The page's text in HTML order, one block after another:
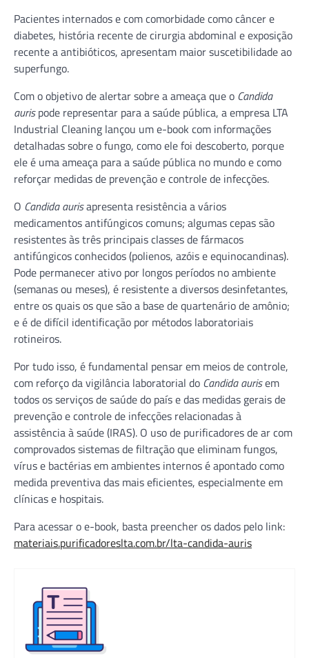
Pacientes internados e com comorbidade como câncer e
diabetes, história recente de cirurgia abdominal e exposição
recente a antibióticos, apresentam maior suscetibilidade ao
superfungo.
Com o objetivo de alertar sobre a ameaça que o Candida
aurispode representar para a saúde pública, a empresa LTA
Industrial Cleaning lançou um e-book com informações
detalhadas sobre o fungo, como ele foi descoberto, porque
ele é uma ameaça para a saúde pública no mundo e como
reforçar medidas de prevenção e controle de infecções.
O Candida aurisapresenta resistência a vários
medicamentos antifúngicos comuns; algumas cepas são
resistentes às três principais classes de fármacos
antifúngicos conhecidos (polienos, azóis e equinocandinas).
Pode permanecer ativo por longos períodos no ambiente
(semanas ou meses), é resistente a diversos desinfetantes,
entre os quais os que são a base de quartenário de amônio;
e é de difícil identificação por métodos laboratoriais
rotineiros.
Por tudo isso, é fundamental pensar em meios de controle,
com reforço da vigilância laboratorial do Candida aurisem
todos os serviços de saúde do país e das medidas gerais de
prevenção e controle de infecções relacionadas à
assistência à saúde (IRAS). O uso de purificadores de ar com
comprovados sistemas de filtração que eliminam fungos,
vírus e bactérias em ambientes internos é apontado como
medida preventiva das mais eficientes, especialmente em
clínicas e hospitais.
Para acessar o e-book, basta preencher os dados pelo link:
materiais.purificadoreslta.com.br/lta-candida-auris